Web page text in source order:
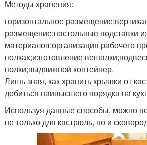
Методы хранения:
горизонтальное
размещение;настольные подставки
материалов;организация рабочего
полках;изготовление
полки;выдвижной контейнер.
Лишь зная, как хранить крышки от
добиться наивысшего порядка на
Используя данные способы, можно
не только для кастрюль, но и